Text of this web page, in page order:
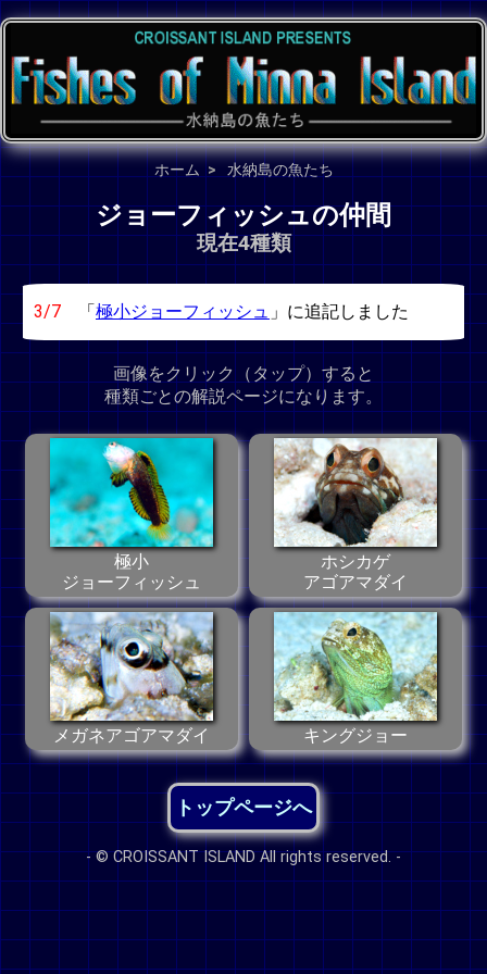
ホーム 水納島の魚たち
ジョーフィッシュの仲間
現在4種類
3/7 「極小ジョーフィッシュ 」に追記しました
画像をクリック（タップ）すると
種類ごとの解説ページになります。
極小
ジョーフィッシュ
ホシカゲ
アゴアマダイ
メガネアゴアマダイ キングジョー
トップページへ
- © CROISSANT ISLAND All rights reserved. -